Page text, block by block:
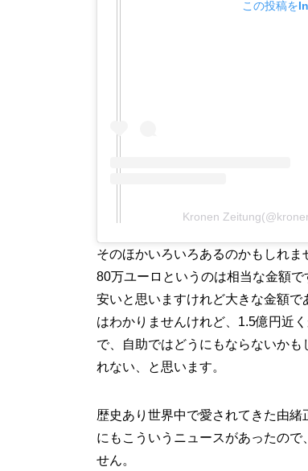
この投稿を
Kronen
そのほかいろいろあるのかもしれま
80万ユーロというのは相当な金額
安いと思いますけれど大きな金額
はわかりませんけれど、1.5億円近
で、自助ではどうにもならないか
れない、と思います。
歴史あり世界中で愛されてきた由
にもこういうニュースがあったの
せん。